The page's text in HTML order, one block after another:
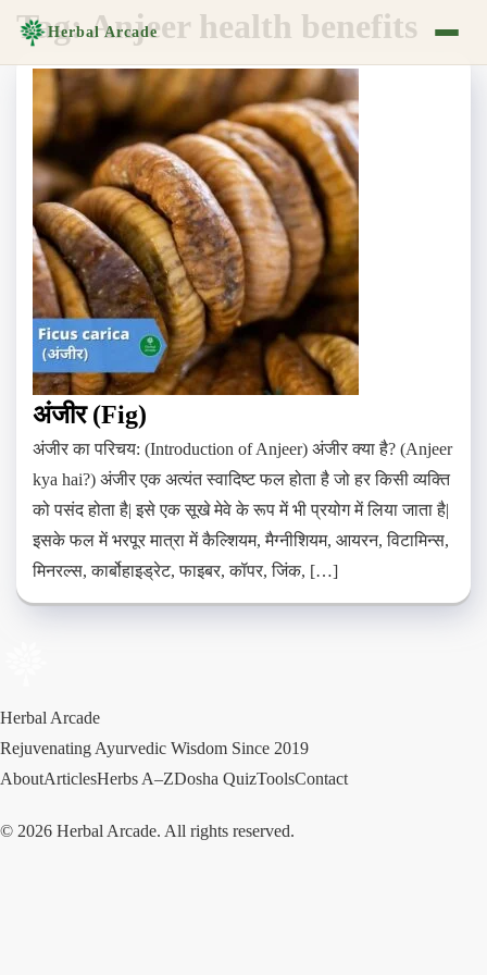
Herbal Arcade
Tag:Anjeer health benefits
अंजीर (Fig)
अंजीर का परिचय: (Introduction of Anjeer) अंजीर क्या है? (Anjeer
kya hai?) अंजीर एक अत्यंत स्वादिष्ट फल होता है जो हर किसी व्यक्ति
को पसंद होता है| इसे एक सूखे मेवे के रूप में भी प्रयोग में लिया जाता है|
इसके फल में भरपूर मात्रा में कैल्शियम, मैग्नीशियम, आयरन, विटामिन्स,
मिनरल्स, कार्बोहाइड्रेट, फाइबर, कॉपर, जिंक, […]
Herbal Arcade
Rejuvenating Ayurvedic Wisdom Since 2019
AboutArticlesHerbs A–ZDosha QuizToolsContact
© 2026 Herbal Arcade. All rights reserved.